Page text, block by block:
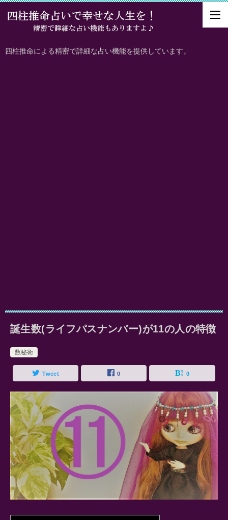
四柱推命による精密で詳細な占い機能を提供しています。
誕生数(ライフパスナンバー)が11の人の特徴
数秘術
Tweet 0 0